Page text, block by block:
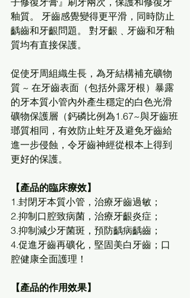
釉質。 牙齒感覺變得更平滑，同時防止
齲齒和牙齦問題。 對牙齦﹑牙齒和牙釉
質均有直接保護。
促使牙周組織生長，為牙結構補充礦物
質 ~ 在牙齒表面（包括外露牙根）暴露
的牙本質小管內外產生穩定的白色光滑
礦物保護層（鈣磷比例為1.67~與牙齒班
瑯質相同，有效防止蛀牙及避免牙齒給
進一步侵蝕，令牙齒神經從根本上得到
更好的保護。
【產品的臨床療效】
1.封閉牙本質小管，治療牙齒過敏；
2.抑制口腔致病菌，治療牙齦炎症；
3.抑制減少牙菌斑，預防齲病齲齒；
4.促進牙齒再礦化，堅固美白牙齒；口
腔健康全面護理！
【產品的作用效果】